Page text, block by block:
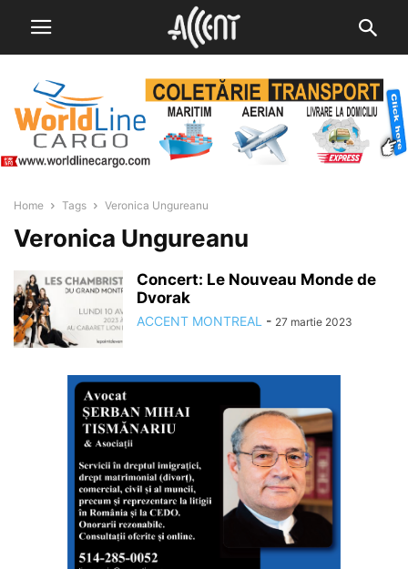
Home Tags Veronica Ungureanu
Veronica Ungureanu
Concert: Le Nouveau Monde de
Dvorak
ACCENT MONTREAL - 27 martie 2023